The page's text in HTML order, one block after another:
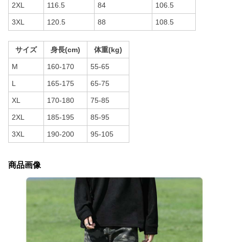
2XL 116.5 84 106.5
3XL 120.5 88 108.5
サイズ 身長(cm) 体重(kg)
M 160-170 55-65
L 165-175 65-75
XL 170-180 75-85
2XL 185-195 85-95
3XL 190-200 95-105
商品画像